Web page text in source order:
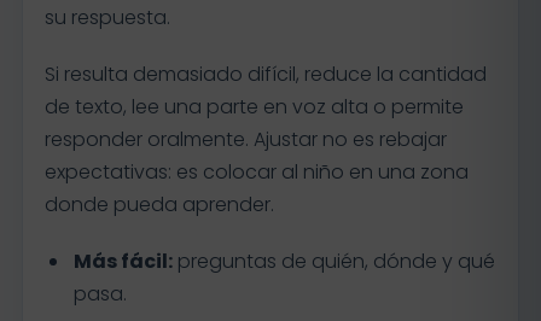
su respuesta.
Si resulta demasiado difícil, reduce la cantidad
de texto, lee una parte en voz alta o permite
responder oralmente. Ajustar no es rebajar
expectativas: es colocar al niño en una zona
donde pueda aprender.
Más fácil:preguntas de quién, dónde y qué
pasa.